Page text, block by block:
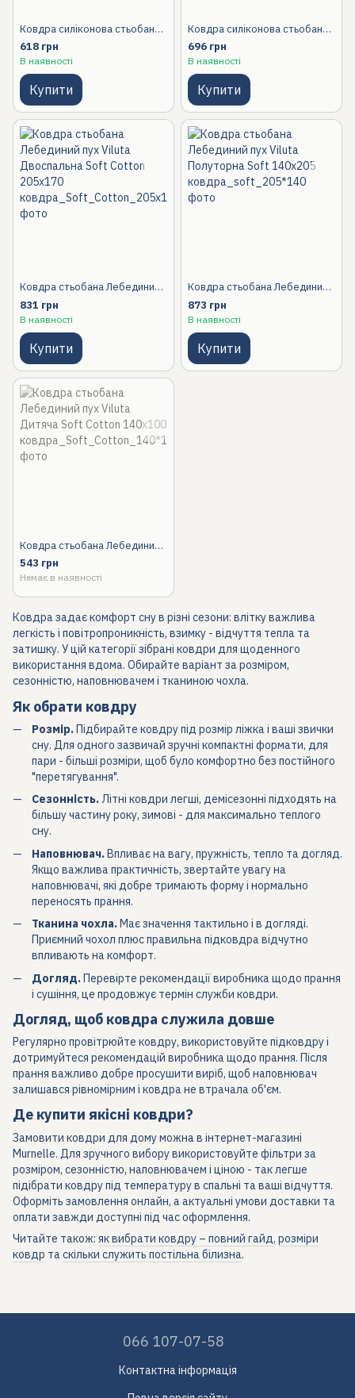
Ковдра силіконова стьобана Viluta Двоспальна Relax Light 170х205, 170x205 Двоспальний
618 грн
В наявності
Купити
Ковдра силіконова стьобана Viluta Полуторна Relax 140х205
696 грн
В наявності
Купити
Ковдра стьобана Лебединий пух Viluta Двоспальна Soft Cotton 205х170, 170x205 Двоспальний
831 грн
В наявності
Купити
Ковдра стьобана Лебединий пух Viluta Полуторна Soft 140х205
873 грн
В наявності
Купити
Ковдра стьобана Лебединий пух Viluta Дитяча Soft Cotton 140х100, 100x140 Дитячий
543 грн
Немає в наявності
Ковдра задає комфорт сну в різні сезони: влітку важлива
легкість і повітропроникність, взимку - відчуття тепла та
затишку. У цій категорії зібрані ковдри для щоденного
використання вдома. Обирайте варіант за розміром,
сезонністю, наповнювачем і тканиною чохла.
Як обрати ковдру
Розмір.Підбирайте ковдру під розмір ліжка і ваші звички
сну. Для одного зазвичай зручні компактні формати, для
пари - більші розміри, щоб було комфортно без постійного
"перетягування".
Сезонність.Літні ковдри легші, демісезонні підходять на
більшу частину року, зимові - для максимально теплого
сну.
Наповнювач.Впливає на вагу, пружність, тепло та догляд.
Якщо важлива практичність, звертайте увагу на
наповнювачі, які добре тримають форму і нормально
переносять прання.
Тканина чохла.Має значення тактильно і в догляді.
Приємний чохол плюс правильна підковдра відчутно
впливають на комфорт.
Догляд.Перевірте рекомендації виробника щодо прання
і сушіння, це продовжує термін служби ковдри.
Догляд, щоб ковдра служила довше
Регулярно провітрюйте ковдру, використовуйте підковдру і
дотримуйтеся рекомендацій виробника щодо прання. Після
прання важливо добре просушити виріб, щоб наповнювач
залишався рівномірним і ковдра не втрачала об'єм.
Де купити якісні ковдри?
Замовити ковдри для дому можна в інтернет-магазині
Murnelle. Для зручного вибору використовуйте фільтри за
розміром, сезонністю, наповнювачем і ціною - так легше
підібрати ковдру під температуру в спальні та ваші відчуття.
Оформіть замовлення онлайн, а актуальні умови доставки та
оплати завжди доступні під час оформлення.
Читайте також: як вибрати ковдру – повний гайд, розміри
ковдр таскільки служить постільна білизна.
066 107-07-58
Контактна інформація